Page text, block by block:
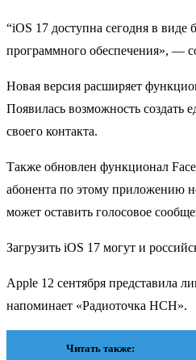
“iOS 17 доступна сегодня в виде
программного обеспечения», —
Новая версия расширяет
Появилась возможность создать
своего контакта.
Также обновлен функционал
абонента по этому приложению
может оставить голосовое
Загрузить iOS 17 могут и
Apple 12 сентября представила
напоминает «Радиоточка НСН».
Читать также: